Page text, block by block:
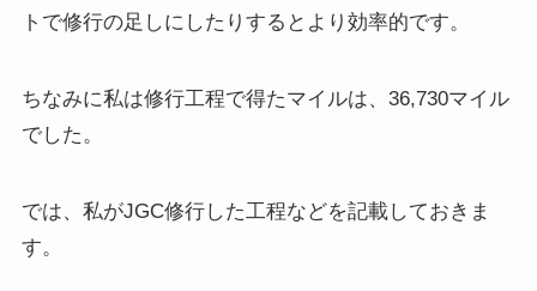
トで修行の足しにしたりするとより効率的です。
ちなみに私は修行工程で得たマイルは、36,730マイル
でした。
では、私がJGC修行した工程などを記載しておきま
す。